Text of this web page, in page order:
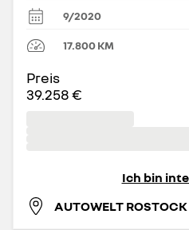
9/2020
17.800KM
Preis
39.258 €
Ich bin
AUTOWELT